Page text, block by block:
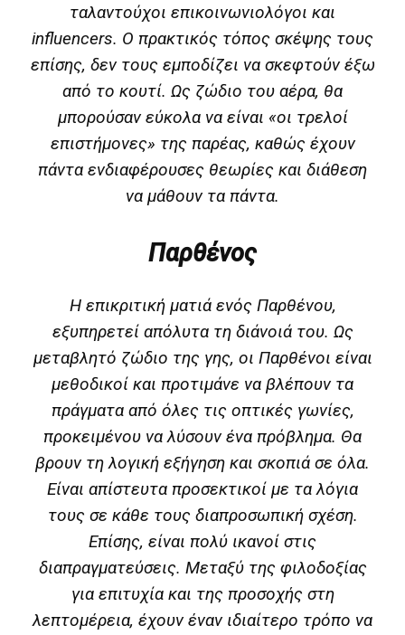
ταλαντούχοι επικοινωνιολόγοι και
influencers. Ο πρακτικός τόπος σκέψης τους
επίσης, δεν τους εμποδίζει να σκεφτούν έξω
από το κουτί. Ως ζώδιο του αέρα, θα
μπορούσαν εύκολα να είναι «οι τρελοί
επιστήμονες» της παρέας, καθώς έχουν
πάντα ενδιαφέρουσες θεωρίες και διάθεση
να μάθουν τα πάντα.
Παρθένος
H επικριτική ματιά ενός Παρθένου,
εξυπηρετεί απόλυτα τη διάνοιά του. Ως
μεταβλητό ζώδιο της γης, οι Παρθένοι είναι
μεθοδικοί και προτιμάνε να βλέπουν τα
πράγματα από όλες τις οπτικές γωνίες,
προκειμένου να λύσουν ένα πρόβλημα. Θα
βρουν τη λογική εξήγηση και σκοπιά σε όλα.
Είναι απίστευτα προσεκτικοί με τα λόγια
τους σε κάθε τους διαπροσωπική σχέση.
Επίσης, είναι πολύ ικανοί στις
διαπραγματεύσεις. Μεταξύ της φιλοδοξίας
για επιτυχία και της προσοχής στη
λεπτομέρεια, έχουν έναν ιδιαίτερο τρόπο να